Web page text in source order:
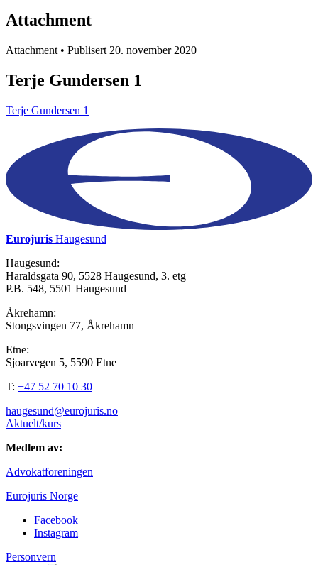
Attachment
Attachment • Publisert 20. november 2020
Terje Gundersen 1
Terje Gundersen 1
Eurojuris Haugesund
Haugesund:
Haraldsgata 90, 5528 Haugesund, 3. etg
P.B. 548, 5501 Haugesund
Åkrehamn:
Stongsvingen 77, Åkrehamn
Etne:
Sjoarvegen 5, 5590 Etne
T: +47 52 70 10 30
haugesund@eurojuris.no
Aktuelt/kurs
Medlem av:
Advokatforeningen
Eurojuris Norge
Facebook
Instagram
Personvern